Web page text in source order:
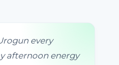
every
afternoon energy